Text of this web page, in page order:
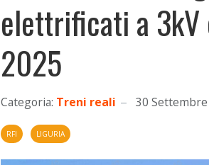
elettrificati a 3kV
2025
Categoria: Treni reali 30
RFI LIGURIA